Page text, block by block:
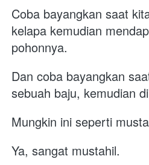
Coba bayangkan saat
kelapa kemudian
pohonnya.
Dan coba bayangkan
sebuah baju, kemudian
Mungkin ini seperti
Ya, sangat mustahil.